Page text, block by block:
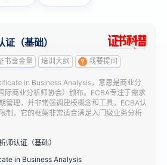
（基础）
书含金量 培训大纲 我要提问
in Business Analysis，意思是商业分
际商业分析师协会）颁布。ECBA专注于需求
管理，并非常强调建模概念和工具。ECBA认
制，它的框架非常适合满足入门级业务分析
师认证（基础）
in Business Analysis